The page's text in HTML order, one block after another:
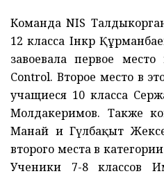
Команда NIS
12 класса Інкәр
завоевала первое
Control. Второе место в
учащиеся 10 класса
Молдакеримов. Также
Манай и Гүлбақыт
второго места в
Ученики 7-8 классов